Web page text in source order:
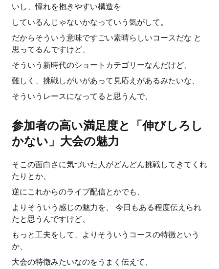
いし、憧れを抱きやすい構造を
しているんじゃないかなっていう気がして。
だからそういう意味ですごい素晴らしいコースだな と
思ってるんですけど、
そういう新時代のショートカテゴリーなんだけど、
難しく、挑戦しがいがあって見応えがあるみたいな、
そういうレースになってると思うんで、
参加者の高い満足度と「伸びしろし
かない」大会の魅力
そこの面白さに気づいた人がどんどん挑戦してきてくれ
たりとか、
逆にこれからのライブ配信とかでも、
よりそういう感じの魅力を、 今日もある程度伝えられ
たと思うんですけど、
もっと工夫をして、よりそういうコースの特徴という
か、
大会の特徴みたいなのをうまく伝えて、